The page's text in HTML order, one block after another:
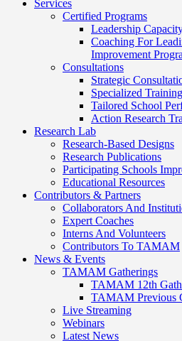
Services
Certified Programs
Leadership
Coaching For
Improvement
Consultations
Strategic
Specialized Training
Tailored School
Action Research
Research Lab
Research-Based Designs
Research Publications
Participating Schools
Educational Resources
Contributors & Partners
Collaborators And
Expert Coaches
Interns And Volunteers
Contributors To TAMAM
News & Events
TAMAM Gatherings
TAMAM 12th
TAMAM Previous
Live Streaming
Webinars
Latest News